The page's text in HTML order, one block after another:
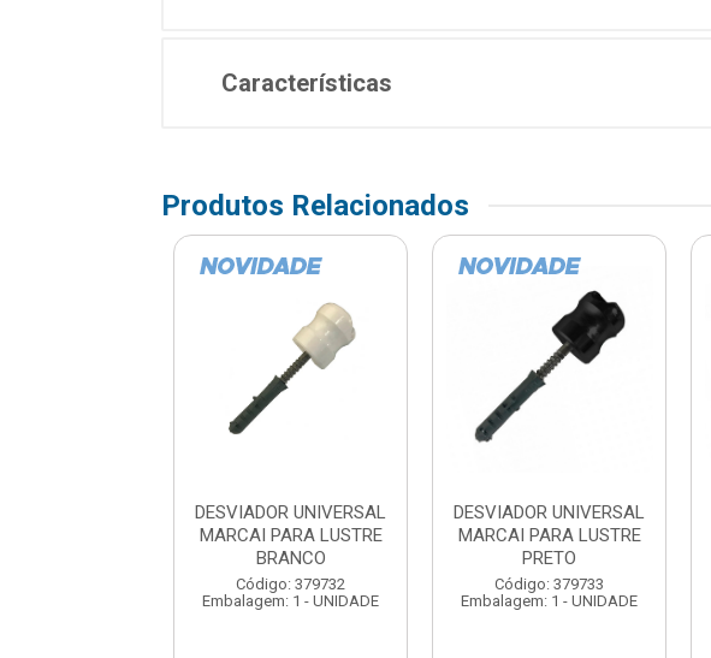
Características
Produtos Relacionados
DESVIADOR UNIVERSAL
MARCAI PARA LUSTRE
BRANCO
Código: 379732
Embalagem: 1 - UNIDADE
DESVIADOR UNIVERSAL
MARCAI PARA LUSTRE
PRETO
Código: 379733
Embalagem: 1 - UNIDADE